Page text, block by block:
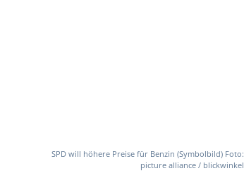
SPD will höhere Preise für Benzin (Symbolbild) Foto:
picture alliance / blickwinkel